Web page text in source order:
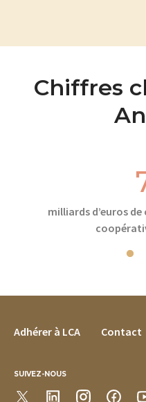
Chiffres
milliards d’euros
FOOTER MENU
Adhérer à LCA Contact
SUIVEZ-NOUS